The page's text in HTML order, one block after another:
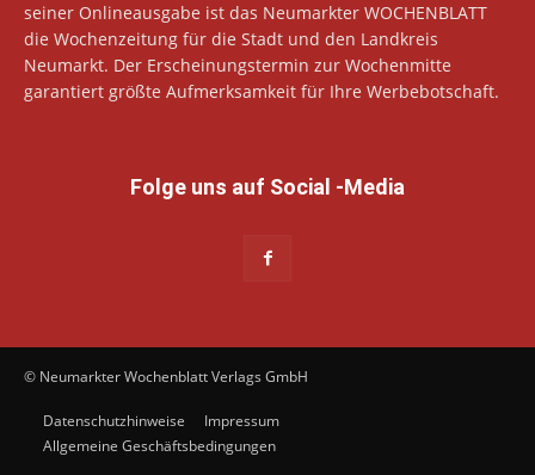
seiner Onlineausgabe ist das Neumarkter WOCHENBLATT
die Wochenzeitung für die Stadt und den Landkreis
Neumarkt. Der Erscheinungstermin zur Wochenmitte
garantiert größte Aufmerksamkeit für Ihre Werbebotschaft.
Folge uns auf Social -Media
© Neumarkter Wochenblatt Verlags GmbH
Datenschutzhinweise
Impressum
Allgemeine Geschäftsbedingungen